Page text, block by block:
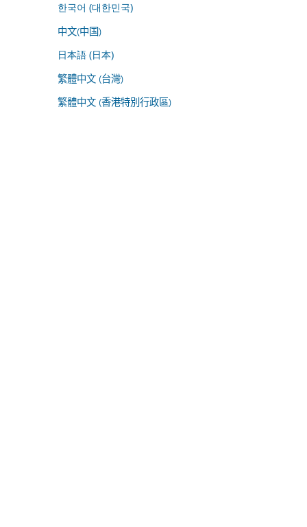
한국어 (대한민국)
中文(中国)
日本語 (日本)
繁體中文 (台灣)
繁體中文 (香港特別行政區)